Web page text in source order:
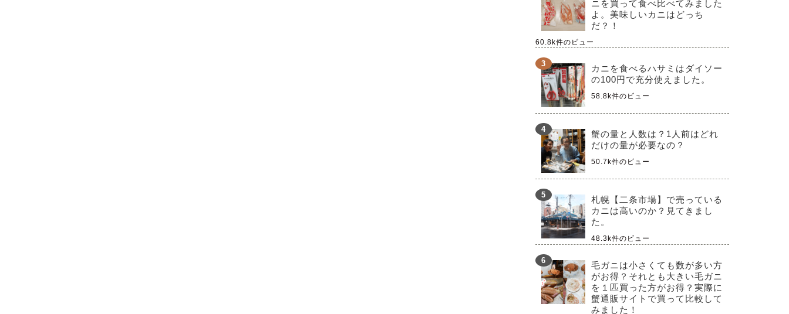
ニを買って食べ比べてみました
よ。美味しいカニはどっち
だ？！
60.8k件のビュー
カニを食べるハサミはダイソー
の100円で充分使えました。
58.8k件のビュー
蟹の量と人数は？1人前はどれ
だけの量が必要なの？
50.7k件のビュー
札幌【二条市場】で売っている
カニは高いのか？見てきまし
た。
48.3k件のビュー
毛ガニは小さくても数が多い方
がお得？それとも大きい毛ガニ
を１匹買った方がお得？実際に
蟹通販サイトで買って比較して
みました！